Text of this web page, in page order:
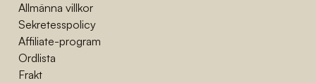
Allmänna villkor
Sekretesspolicy
Affiliate-program
Ordlista
Frakt